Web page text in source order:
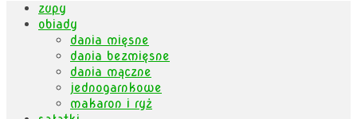
zupy
obiady
dania mięsne
dania bezmięsne
dania mączne
jednogarnkowe
makaron i ryż